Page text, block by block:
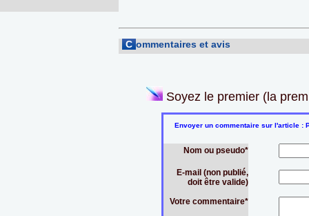
C ommentaires et avis
Soyez le premier (la
Envoyer un commentaire sur l'article :
Nom ou pseudo*
E-mail (non publié,
doit être valide)
Votre commentaire*